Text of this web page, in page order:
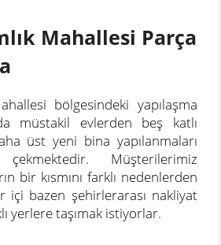
Mahallesi Parça
bölgesindeki yapılaşma
müstakil evlerden beş katlı
üst yeni bina yapılanmaları
Müşterilerimiz
bir kısmını farklı nedenlerden
içi bazen şehirlerarası nakliyat
yerlere taşımak istiyorlar.